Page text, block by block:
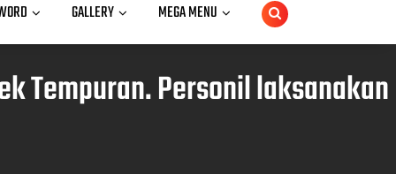
GALLERY MEGA MENU
Tempuran. Personil laksanakan